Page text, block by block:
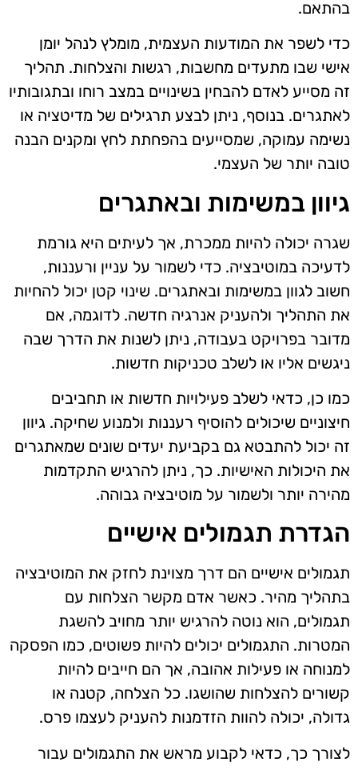
בהתאם.
כדי לשפר את המודעות העצמית, מומלץ לנהל יומן
אישי שבו מתעדים מחשבות, רגשות והצלחות. תהליך
זה מסייע לאדם להבחין בשינויים במצב רוחו ובתגובותיו
לאתגרים. בנוסף, ניתן לבצע תרגילים של מדיטציה או
נשימה עמוקה, שמסייעים בהפחתת לחץ ומקנים הבנה
טובה יותר של העצמי.
גיוון במשימות ובאתגרים
שגרה יכולה להיות ממכרת, אך לעיתים היא גורמת
לדעיכה במוטיבציה. כדי לשמור על עניין ורעננות,
חשוב לגוון במשימות ובאתגרים. שינוי קטן יכול להחיות
את התהליך ולהעניק אנרגיה חדשה. לדוגמה, אם
מדובר בפרויקט בעבודה, ניתן לשנות את הדרך שבה
ניגשים אליו או לשלב טכניקות חדשות.
כמו כן, כדאי לשלב פעילויות חדשות או תחביבים
חיצוניים שיכולים להוסיף רעננות ולמנוע שחיקה. גיוון
זה יכול להתבטא גם בקביעת יעדים שונים שמאתגרים
את היכולות האישיות. כך, ניתן להרגיש התקדמות
מהירה יותר ולשמור על מוטיבציה גבוהה.
הגדרת תגמולים אישיים
תגמולים אישיים הם דרך מצוינת לחזק את המוטיבציה
בתהליך מהיר. כאשר אדם מקשר הצלחות עם
תגמולים, הוא נוטה להרגיש יותר מחויב להשגת
המטרות. התגמולים יכולים להיות פשוטים, כמו הפסקה
למנוחה או פעילות אהובה, אך הם חייבים להיות
קשורים להצלחות שהושגו. כל הצלחה, קטנה או
גדולה, יכולה להוות הזדמנות להעניק לעצמו פרס.
לצורך כך, כדאי לקבוע מראש את התגמולים עבור